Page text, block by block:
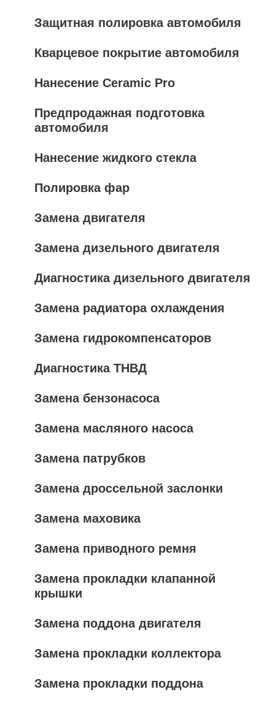
Защитная полировка автомобиля
Кварцевое покрытие автомобиля
Нанесение Ceramic Pro
Предпродажная подготовка
автомобиля
Нанесение жидкого стекла
Полировка фар
Замена двигателя
Замена дизельного двигателя
Диагностика дизельного двигателя
Замена радиатора охлаждения
Замена гидрокомпенсаторов
Диагностика ТНВД
Замена бензонасоса
Замена масляного насоса
Замена патрубков
Замена дроссельной заслонки
Замена маховика
Замена приводного ремня
Замена прокладки клапанной
крышки
Замена поддона двигателя
Замена прокладки коллектора
Замена прокладки поддона